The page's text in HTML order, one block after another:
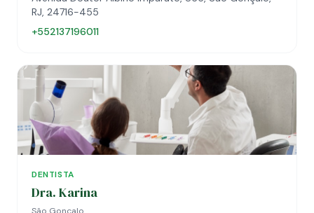
RJ, 24716-455
+552137196011
DENTISTA
Dra. Karina